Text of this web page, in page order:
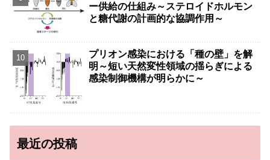
ー供給の仕組み～ステロイドホルモン
と糖代謝の計画的な協調作用～
プリオン感染における「種の壁」を解
明～短い天然変性領域の揺らぎによる
感染制御機構が明らかに～
最近の投稿